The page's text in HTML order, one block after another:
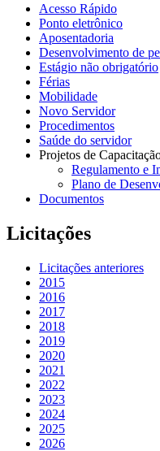
Acesso Rápido
Ponto eletrônico
Aposentadoria
Desenvolvimento de
Estágio não obrigatório
Férias
Mobilidade
Novo Servidor
Procedimentos
Saúde do servidor
Projetos de
Regulamento e
Plano de
Documentos
Licitações
Licitações anteriores
2015
2016
2017
2018
2019
2020
2021
2022
2023
2024
2025
2026